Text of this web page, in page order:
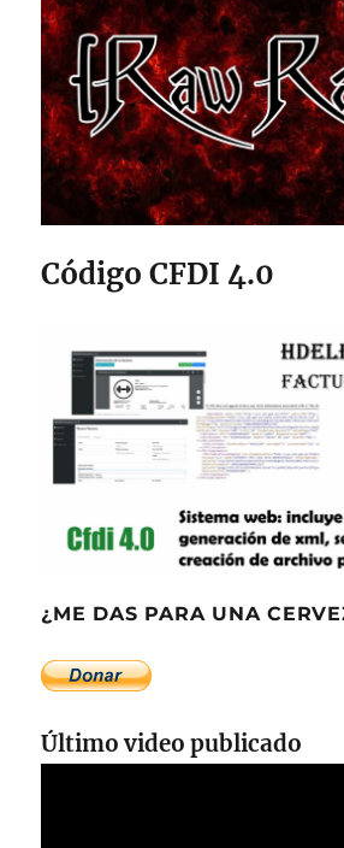
Código CFDI 4.0
¿ME DAS PARA UNA
Último video publicado